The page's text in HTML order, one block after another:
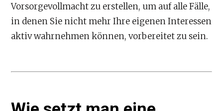
Vorsorgevollmacht zu erstellen, um auf alle Fälle,
in denen Sie nicht mehr Ihre eigenen Interessen
aktiv wahrnehmen können, vorbereitet zu sein.